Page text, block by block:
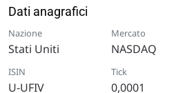
Dati anagrafici
Nazione
Stati Uniti
Mercato
NASDAQ
ISIN
U-UFIV
Tick
0,0001